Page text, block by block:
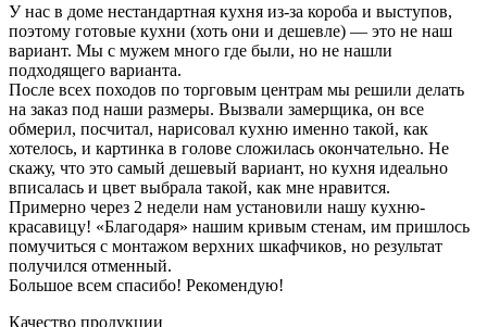
У нас в доме нестандартная кухня из-за короба и выступов,
поэтому готовые кухни (хоть они и дешевле) — это не наш
вариант. Мы с мужем много где были, но не нашли
подходящего варианта.
После всех походов по торговым центрам мы решили делать
на заказ под наши размеры. Вызвали замерщика, он все
обмерил, посчитал, нарисовал кухню именно такой, как
хотелось, и картинка в голове сложилась окончательно. Не
скажу, что это самый дешевый вариант, но кухня идеально
вписалась и цвет выбрала такой, как мне нравится.
Примерно через 2 недели нам установили нашу кухню-
красавицу! «Благодаря» нашим кривым стенам, им пришлось
помучиться с монтажом верхних шкафчиков, но результат
получился отменный.
Большое всем спасибо! Рекомендую!
Качество продукции